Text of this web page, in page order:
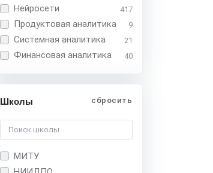
Нейросети 417
Продуктовая аналитика 9
Системная аналитика 21
Финансовая аналитика 40
Школы сбросить
МИТУ